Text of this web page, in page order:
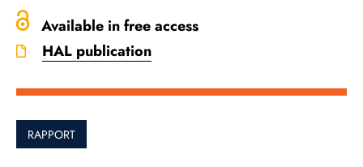
Available in free access
HAL publication
RAPPORT